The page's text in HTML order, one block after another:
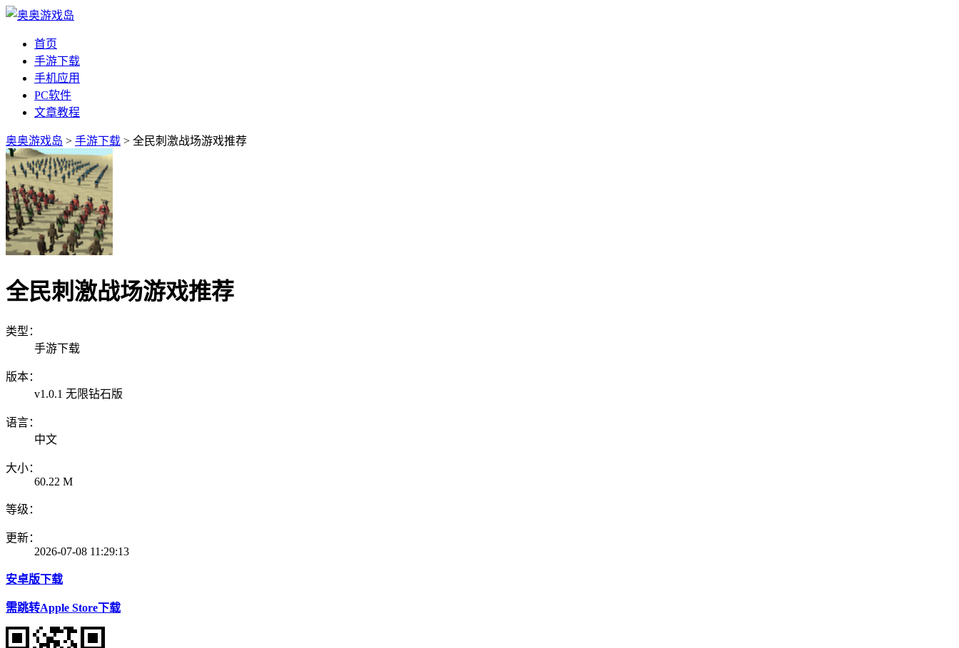
首页
手游下载
手机应用
PC软件
文章教程
奥奥游戏岛 > 手游下载 > 全民刺激战场游戏推荐
全民刺激战场游戏推荐
类型：
手游下载
版本：
v1.0.1 无限钻石版
语言：
中文
大小：
60.22 M
等级：
更新：
2026-07-08 11:29:13
安卓版下载
需跳转Apple Store下载